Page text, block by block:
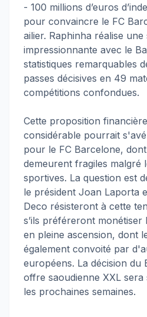
- 100 millions d’euros
pour convaincre le FC
ailier. Raphinha réalise une
impressionnante avec le
statistiques remarquables
passes décisives en 49
compétitions confondues.
Cette proposition
considérable pourrait
pour le FC Barcelone,
demeurent fragiles malgré
sportives. La question est
le président Joan Laporta
Deco résisteront à cette
s’ils préféreront
en pleine ascension, dont
également convoité par
européens. La décision du
offre saoudienne XXL
les prochaines semaines.